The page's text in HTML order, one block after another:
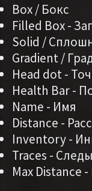
Box / Бокс
Filled Box -
Solid /
Gradient /
Head dot -
Health Bar -
Name - Имя
Distance -
Inventory -
Traces - Следы
Max Distance